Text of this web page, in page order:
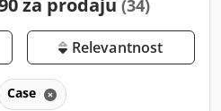
za prodaju (34)
Relevantnost
Case